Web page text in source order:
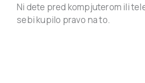
Ni dete pred kompjuterom ili
sebi kupilo pravo na to.